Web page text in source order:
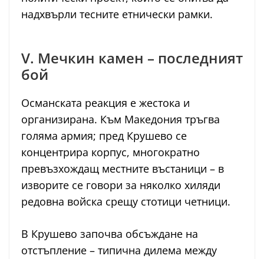
надхвърли тесните етнически рамки.
V. Мечкин камен – последният
бой
Османската реакция е жестока и
организирана. Към Македония тръгва
голяма армия; пред Крушево се
концентрира корпус, многократно
превъзхождащ местните въстаници – в
изворите се говори за няколко хиляди
редовна войска срещу стотици четници.
В Крушево започва обсъждане на
отстъпление – типична дилема между